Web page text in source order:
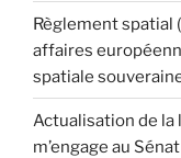
Règlement spatial
affaires
spatiale
Actualisation de
m’engage au